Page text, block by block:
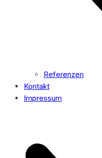
Referenzen
Kontakt
Impressum